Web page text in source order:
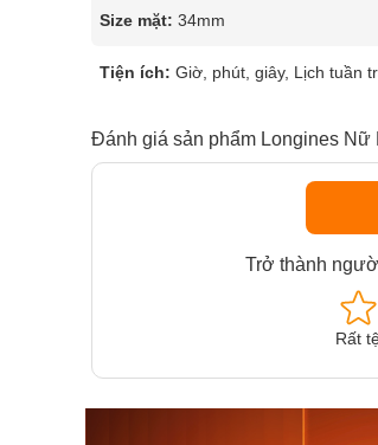
Size mặt: 34mm
Tiện ích: Giờ, phút, giây, Lịch tuần
Đánh giá sản phẩm Longines Nữ
Trở thành
Rất